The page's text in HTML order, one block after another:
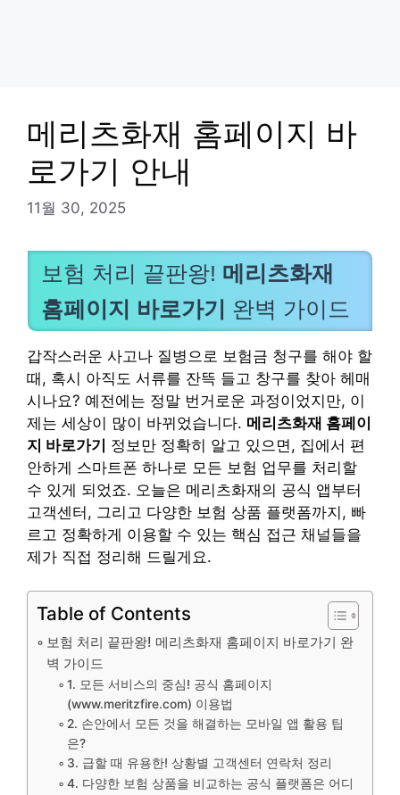
메리츠화재 홈페이지 바
로가기 안내
11월 30, 2025
보험 처리 끝판왕! 메리츠화재
홈페이지 바로가기 완벽 가이드
갑작스러운 사고나 질병으로 보험금 청구를 해야 할
때, 혹시 아직도 서류를 잔뜩 들고 창구를 찾아 헤매
시나요? 예전에는 정말 번거로운 과정이었지만, 이
제는 세상이 많이 바뀌었습니다. 메리츠화재 홈페이
지 바로가기 정보만 정확히 알고 있으면, 집에서 편
안하게 스마트폰 하나로 모든 보험 업무를 처리할
수 있게 되었죠. 오늘은 메리츠화재의 공식 앱부터
고객센터, 그리고 다양한 보험 상품 플랫폼까지, 빠
르고 정확하게 이용할 수 있는 핵심 접근 채널들을
제가 직접 정리해 드릴게요.
Table of Contents
보험 처리 끝판왕! 메리츠화재 홈페이지 바로가기 완
벽 가이드
1. 모든 서비스의 중심! 공식 홈페이지
(www.meritzfire.com) 이용법
2. 손안에서 모든 것을 해결하는 모바일 앱 활용 팁
은?
3. 급할 때 유용한! 상황별 고객센터 연락처 정리
4. 다양한 보험 상품을 비교하는 공식 플랫폼은 어디